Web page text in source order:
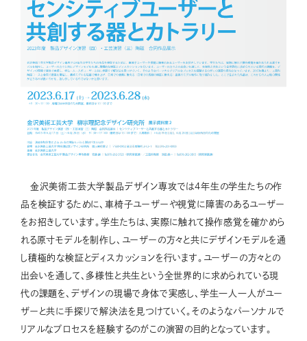
金沢美術工芸大学製品デザイン専攻では4年生の学生たちの作
品を検証するために、車椅子ユーザーや視覚に障害のあるユーザー
をお招きしています。学生たちは、実際に触れて操作感覚を確かめら
れる原寸モデルを制作し、ユーザーの方々と共にデザインモデルを通
し積極的な検証とディスカッションを行います。ユーザーの方々との
出会いを通して、多様性と共生という全世界的に求められている現
代の課題を、デザインの現場で身体で実感し、学生一人一人がユー
ザーと共に手探りで解決法を見つけていく。そのようなパーソナルで
リアルなプロセスを経験するのがこの演習の目的となっています。